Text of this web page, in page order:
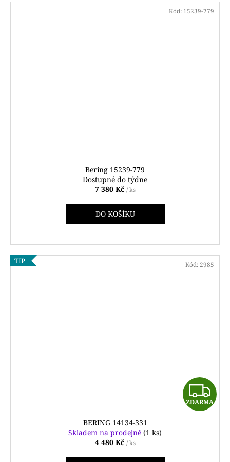
Bering 15239-779
Dostupné do týdne
7 380 Kč / ks
DO KOŠÍKU
Kód: 15239-779
TIP
Z
D
ZDARMA
BERING 14134-331
Skladem na prodejně (1 ks)
4 480 Kč / ks
Kód: 2985